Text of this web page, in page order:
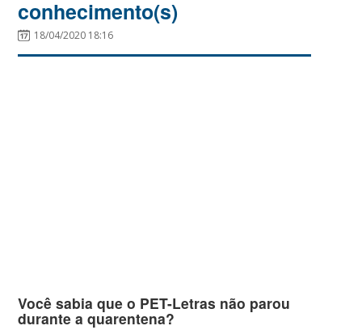
conhecimento(s)
18/04/2020 18:16
Você sabia que o PET-Letras não parou
durante a quarentena?